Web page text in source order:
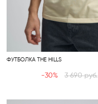
ФУТБОЛКА THE HILLS
-30% 3 690руб.